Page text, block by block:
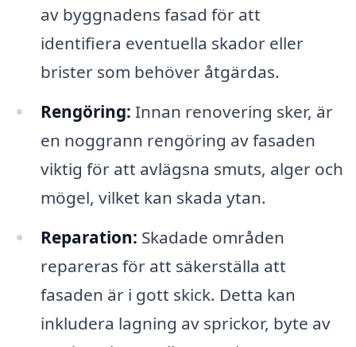
av byggnadens fasad för att
identifiera eventuella skador eller
brister som behöver åtgärdas.
Rengöring: Innan renovering sker, är
en noggrann rengöring av fasaden
viktig för att avlägsna smuts, alger och
mögel, vilket kan skada ytan.
Reparation: Skadade områden
repareras för att säkerställa att
fasaden är i gott skick. Detta kan
inkludera lagning av sprickor, byte av